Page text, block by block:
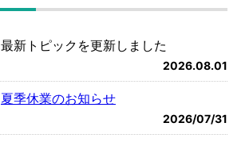
最新トピックを更新しました
2026.08.01
夏季休業のお知らせ
2026/07/31